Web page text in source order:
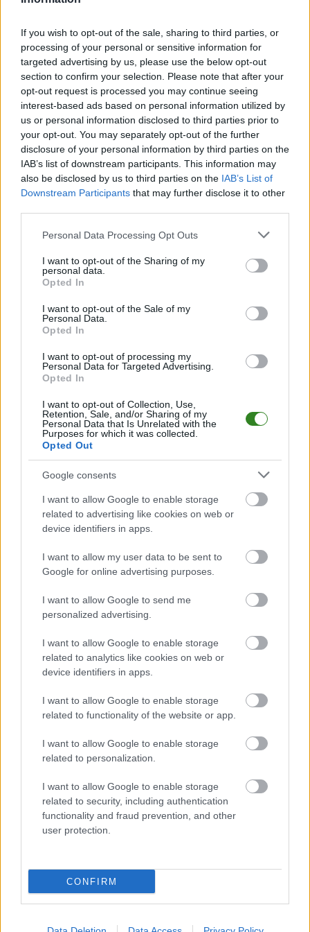
If you wish to opt-out of the sale, sharing to third parties, or
processing of your personal or sensitive information for
targeted advertising by us, please use the below opt-out
section to confirm your selection. Please note that after your
opt-out request is processed you may continue seeing
interest-based ads based on personal information utilized by
us or personal information disclosed to third parties prior to
your opt-out. You may separately opt-out of the further
disclosure of your personal information by third parties on the
IAB’s list of downstream participants. This information may
also be disclosed by us to third parties on the IAB’s List of
Downstream Participants that may further disclose it to other
Please note that this website/app uses one or more Google
not limited to your visit or usage behaviour. You may click to
grant or deny consent to Google and its third-party tags to
use your data for below specified purposes in below Google
consent section.
Personal Data Processing Opt Outs
I want to opt-out of the Sharing of my
personal data.
Opted In
I want to opt-out of the Sale of my
Personal Data.
Opted In
I want to opt-out of processing my
Personal Data for Targeted Advertising.
Opted In
I want to opt-out of Collection, Use,
Retention, Sale, and/or Sharing of my
Personal Data that Is Unrelated with the
Purposes for which it was collected.
Opted Out
Google consents
I want to allow Google to enable storage
related to advertising like cookies on web or
device identifiers in apps.
I want to allow my user data to be sent to
Google for online advertising purposes.
I want to allow Google to send me
personalized advertising.
I want to allow Google to enable storage
related to analytics like cookies on web or
device identifiers in apps.
I want to allow Google to enable storage
related to functionality of the website or app.
I want to allow Google to enable storage
related to personalization.
I want to allow Google to enable storage
related to security, including authentication
functionality and fraud prevention, and other
user protection.
CONFIRM
Spotkanie pomiędzy
Na stroniePodkarpacieLive.pl znajdzieszwynik meczu, strzelców
bramek, kartki, składy, statystyki i informacje o przebiegu
spotkania. To kompletne źródło danych dla kibiców i pasjonatów
lokalnej piłki nożnej. Jeżeli aktualnie nie widzisz tutaj danych z pewnością
pracujemy nad tym żeby je uzupełnić.
Wynik meczu Sawa Sonina vs KS Dąbrówki
Po zakończeniu spotkania automatycznie publikujemyoficjalny wynik
spotkania, a także dane meczowe, jeśli są dostępne.
Pełny harmonogram rozgrywek dostępny jest tutaj:Rzeszów > Klasa A,
gr. II - terminarz
Informacje o składach i strzelcach
W miarę dostępności danych, publikujemyskłady wyjściowe,
aktualizujemy zależnie od poziomu ligi i dostępnych źródeł.
Śledź mecze swojej drużyny
Jeśli jesteś kibicem klubu Sawa Sonina lub KS Dąbrówki - zaglądaj tutaj
meczów, wynikach, transferach i newsach klubowych
PodkarpacieLive.pl to największa baza
piłkarskichw województwie. Sprawdź nasze relacje, śledź ulubioną ligę i
Analiza przed meczem: Sawa Sonina vs KS Dąbrówki
Rzeszów > Klasa A, gr. II. Spotkanie zostanie rozegrane w dniu 28 września
2025. Początek meczu o godz. 15:00.
Sawa Soninaprzystępuje do tego spotkania w roli gospodarza. Jak
drużyna radzi sobie w sezonie 2025/2026 rozgrywek Rzeszów > Klasa A,
gr. II przed własną publicznością? Na tej stronie możecie zobaczyć tabelę
uwzględniającą tylko mecze u siebie. W tabeli biorącej pod uwagę tylko
Dąbrówki.
Rzeszów > Klasa A, gr. II - sytuacja w tabeli
Sonina) zajmują
8. miejsce
w tabeli. Goście (KS Dąbrówki) plasują się na
10. miejscu.
bramkowe.
Sawa Sonina vs. KS Dąbrówki - relacja, wynik na żywo, transmisja
Wynik meczu Sawa Sonina - KS Dąbrówki znajdziesz na naszej stronie
zaraz po jego zakończeniu. Jeżeli szukasz informacji meczowych, zajrzyj
Sawa Sonina vs. KS Dąbrówki - wynik, składy, strzelcy
Jeżeli w internecie lub TV dostępna jest
albo innych spotkań Rzeszów > Klasa A,
gr. II na pewno znajdziesz takie informacje na naszym portalu. Możliwe
jednak, że nigdzie nie pojawi się stream online z tego pojedynku. Śledź
Asseco Resovia| Developres Rzeszów |ITA TOOLS Stal Mielec
Cellfast Wilki Krosno| Texom Stal Rzeszów|Stal Mielec
Motor Lublin|Stal Rzeszów| Stal Stalowa Wola|Wisła Kraków
Resovia|Wieczysta Kraków
Mecze dziś Wyniki LIVE Transmisje
kartki okolicznościowe